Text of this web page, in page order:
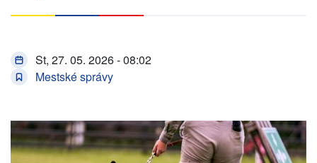
St, 27. 05. 2026 - 08:02
Mestské správy